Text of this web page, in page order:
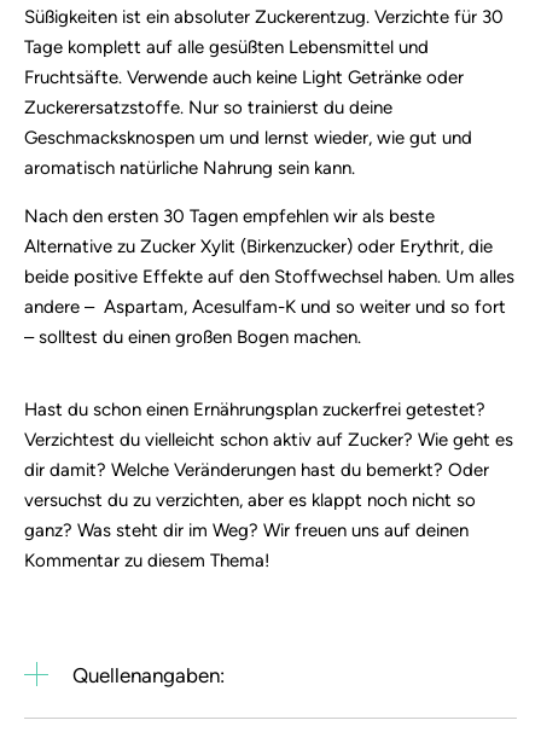
Süßigkeiten ist ein absoluter Zuckerentzug. Verzichte für 30
Tage komplett auf alle gesüßten Lebensmittel und
Fruchtsäfte. Verwende auch keine Light Getränke oder
Zuckerersatzstoffe. Nur so trainierst du deine
Geschmacksknospen um und lernst wieder, wie gut und
aromatisch natürliche Nahrung sein kann.
Nach den ersten 30 Tagen empfehlen wir als beste
Alternative zu Zucker Xylit (Birkenzucker) oder Erythrit, die
beide positive Effekte auf den Stoffwechsel haben. Um alles
andere – Aspartam, Acesulfam-K und so weiter und so fort
– solltest du einen großen Bogen machen.
Hast du schon einen Ernährungsplan zuckerfrei getestet?
Verzichtest du vielleicht schon aktiv auf Zucker? Wie geht es
dir damit? Welche Veränderungen hast du bemerkt? Oder
versuchst du zu verzichten, aber es klappt noch nicht so
ganz? Was steht dir im Weg? Wir freuen uns auf deinen
Kommentar zu diesem Thema!
Quellenangaben: